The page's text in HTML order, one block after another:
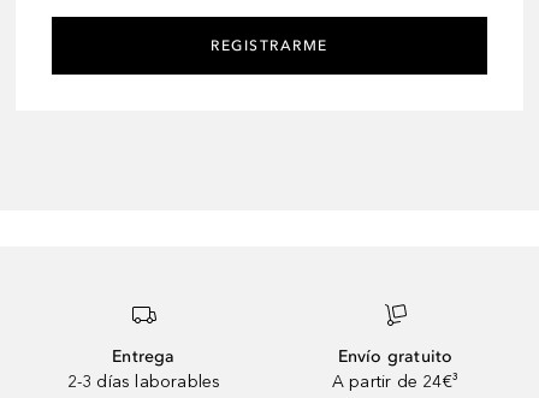
REGISTRARME
Entrega
2-3 días laborables
Envío gratuito
A partir de 24€³